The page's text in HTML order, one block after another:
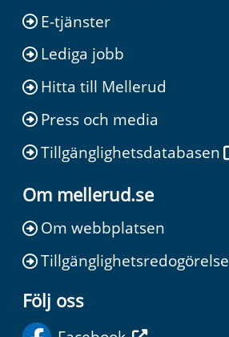
E-tjänster
Lediga jobb
Hitta till Mellerud
Press och media
Tillgänglighetsdatabasen
Om mellerud.se
Om webbplatsen
Tillgänglighetsredogörelse
Följ oss